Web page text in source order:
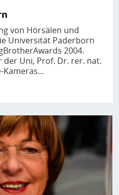
von Hörsälen und
Universität Paderborn
2004.
der Uni, Prof. Dr. rer. nat.
Kameras…